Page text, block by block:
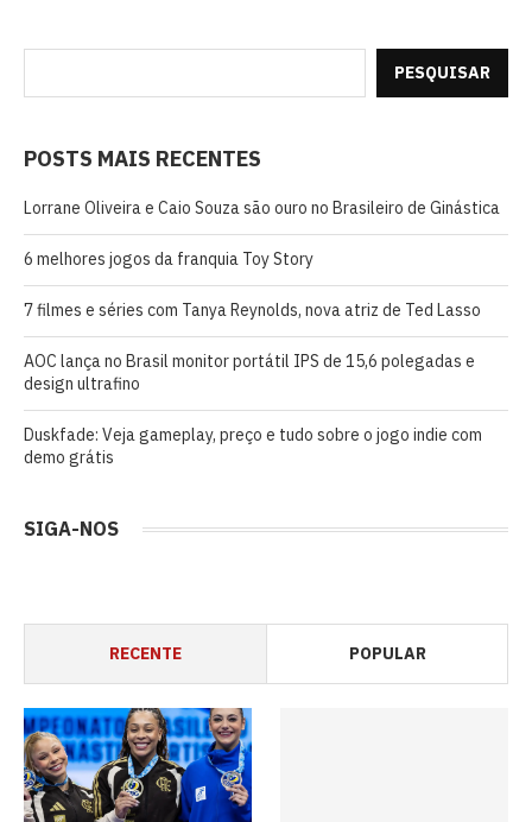
PESQUISAR
POSTS MAIS RECENTES
Lorrane Oliveira e Caio Souza são ouro no Brasileiro de Ginástica
6 melhores jogos da franquia Toy Story
7 filmes e séries com Tanya Reynolds, nova atriz de Ted Lasso
AOC lança no Brasil monitor portátil IPS de 15,6 polegadas e
design ultrafino
Duskfade: Veja gameplay, preço e tudo sobre o jogo indie com
demo grátis
SIGA-NOS
RECENTE POPULAR